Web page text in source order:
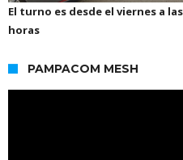
El turno es desde el viernes a
horas
PAMPACOM MESH